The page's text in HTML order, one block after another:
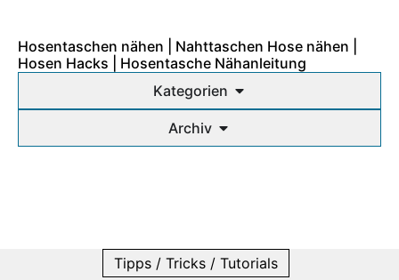
Hosentaschen nähen | Nahttaschen Hose nähen |
Hosen Hacks | Hosentasche Nähanleitung
Kategorien
Archiv
Tipps / Tricks / Tutorials